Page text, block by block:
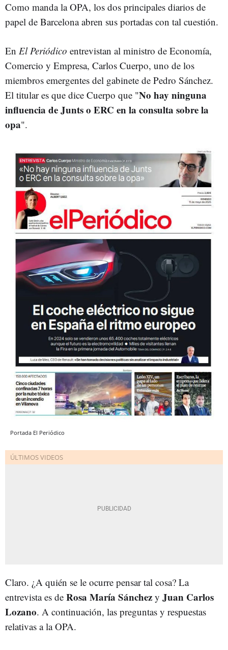
Como manda la OPA, los dos principales diarios de
papel de Barcelona abren sus portadas con tal cuestión.
En El Periódico entrevistan al ministro de Economía,
Comercio y Empresa, Carlos Cuerpo, uno de los
miembros emergentes del gabinete de Pedro Sánchez.
El titular es que dice Cuerpo que "No hay ninguna
influencia de Junts o ERC en la consulta sobre la
opa".
Portada El Periódico
Claro. ¿A quién se le ocurre pensar tal cosa? La
entrevista es de Rosa María Sánchez y Juan Carlos
Lozano. A continuación, las preguntas y respuestas
relativas a la OPA.